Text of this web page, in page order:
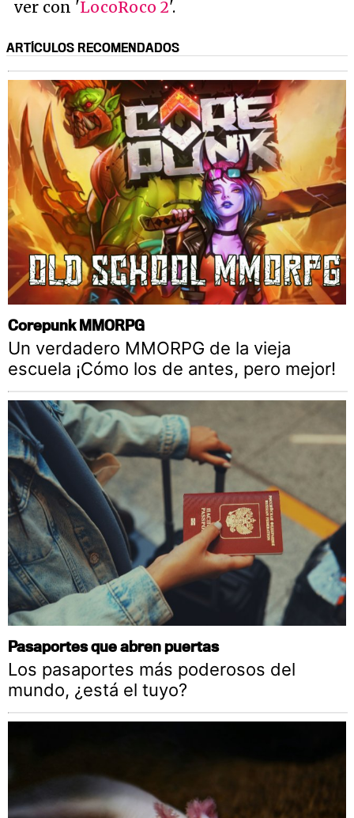
ver con 'LocoRoco 2'.
ARTÍCULOS RECOMENDADOS
Corepunk MMORPG
Un verdadero MMORPG de la vieja
escuela ¡Cómo los de antes, pero mejor!
Pasaportes que abren puertas
Los pasaportes más poderosos del
mundo, ¿está el tuyo?